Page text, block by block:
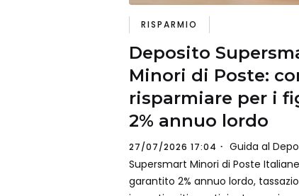
RISPARMIO
Deposito
Minori di Poste:
risparmiare per i
2% annuo lordo
27/07/2026 17:04
Guida al
Supersmart Minori di Poste
garantito 2% annuo lordo,